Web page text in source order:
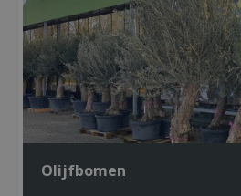
Olijfbomen